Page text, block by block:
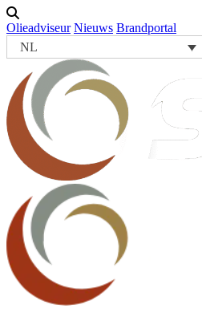
Olieadviseur Nieuws Brandportal
NL